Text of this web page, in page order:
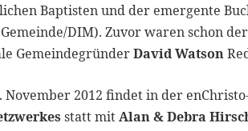
Baptisten und der emergente
DIM). Zuvor waren schon
GemeindegründerDavid Watson
November 2012 findet in der
statt mitAlan & Debra